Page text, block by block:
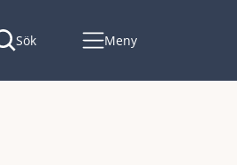
Sök Meny